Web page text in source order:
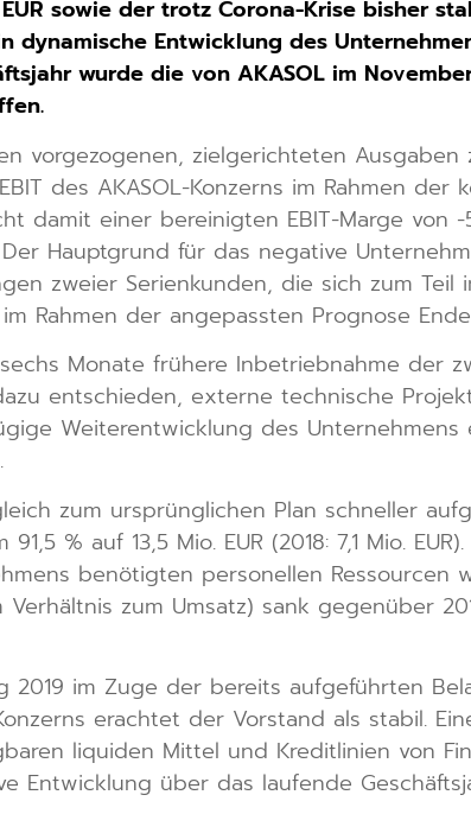
sowie der trotz Corona-Krise bisher
dynamische Entwicklung des
wurde die von AKASOL im
vorgezogenen, zielgerichteten
des AKASOL-Konzerns im Rahmen
damit einer bereinigten EBIT-Marge von -
Der Hauptgrund für das negative
zweier Serienkunden, die sich zum Teil
Rahmen der angepassten Prognose
Monate frühere Inbetriebnahme der
entschieden, externe technische
Weiterentwicklung des Unternehmens
zum ursprünglichen Plan schneller
% auf 13,5 Mio. EUR (2018: 7,1 Mio.
benötigten personellen Ressourcen
Verhältnis zum Umsatz) sank gegenüber
2019 im Zuge der bereits aufgeführten
erachtet der Vorstand als stabil.
liquiden Mittel und Kreditlinien von
Entwicklung über das laufende